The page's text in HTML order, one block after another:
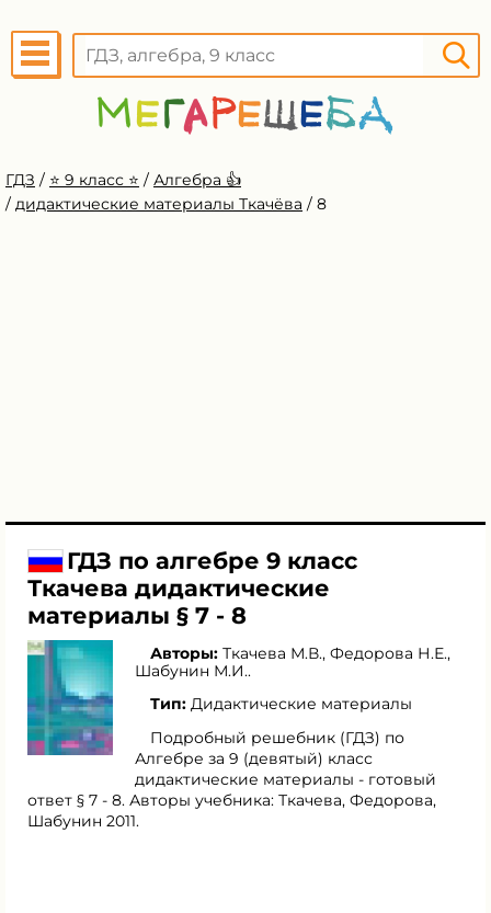
ГДЗ / ⭐️ 9 класс ⭐️ / Алгебра 👍
/ дидактические материалы Ткачёва / 8
ГДЗ по алгебре 9 класс
Ткачева дидактические
материалы § 7 - 8
Авторы: Ткачева М.В., Федорова Н.Е.,
Шабунин М.И..
Тип: Дидактические материалы
Подробный решебник (ГДЗ) по
Алгебре за 9 (девятый) класс
дидактические материалы - готовый
ответ § 7 - 8. Авторы учебника: Ткачева, Федорова,
Шабунин 2011.